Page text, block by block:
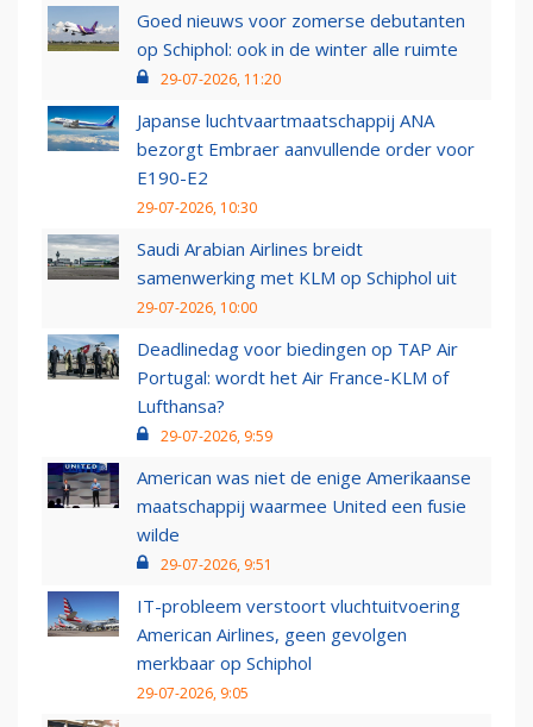
Goed nieuws voor zomerse debutanten
op Schiphol: ook in de winter alle ruimte
29-07-2026, 11:20
Japanse luchtvaartmaatschappij ANA
bezorgt Embraer aanvullende order voor
E190-E2
29-07-2026, 10:30
Saudi Arabian Airlines breidt
samenwerking met KLM op Schiphol uit
29-07-2026, 10:00
Deadlinedag voor biedingen op TAP Air
Portugal: wordt het Air France-KLM of
Lufthansa?
29-07-2026, 9:59
American was niet de enige Amerikaanse
maatschappij waarmee United een fusie
wilde
29-07-2026, 9:51
IT-probleem verstoort vluchtuitvoering
American Airlines, geen gevolgen
merkbaar op Schiphol
29-07-2026, 9:05